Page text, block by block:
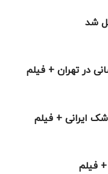
شد
در تهران + فیلم
ایرانی + فیلم
+ فیلم